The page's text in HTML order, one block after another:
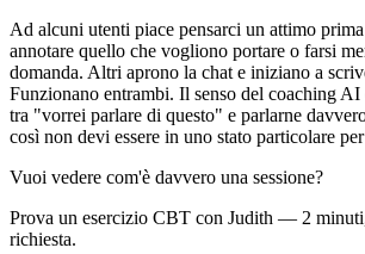
Ad alcuni utenti piace pensarci un attimo
annotare quello che vogliono portare o farsi
domanda. Altri aprono la chat e iniziano a
Funzionano entrambi. Il senso del coaching
tra "vorrei parlare di questo" e parlarne
così non devi essere in uno stato particolare
Vuoi vedere com'è davvero una sessione?
Prova un esercizio CBT con Judith — 2
richiesta.